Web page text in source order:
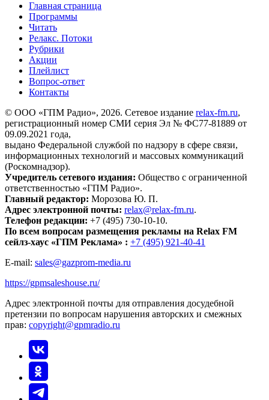
Главная страница
Программы
Читать
Релакс. Потоки
Рубрики
Акции
Плейлист
Вопрос-ответ
Контакты
© ООО «ГПМ Радио», 2026. Сетевое издание relax-fm.ru,
регистрационный номер СМИ серия Эл № ФС77-81889 от
09.09.2021 года,
выдано Федеральной службой по надзору в сфере связи,
информационных технологий и массовых коммуникаций
(Роскомнадзор).
Учредитель сетевого издания: Общество с ограниченной
ответственностью «ГПМ Радио».
Главный редактор: Морозова Ю. П.
Адрес электронной почты: relax@relax-fm.ru.
Телефон редакции: +7 (495) 730-10-10.
По всем вопросам размещения рекламы на Relax FM
сейлз-хаус «ГПМ Реклама» : +7 (495) 921-40-41
E-mail: sales@gazprom-media.ru
https://gpmsaleshouse.ru/
Адрес электронной почты для отправления досудебной
претензии по вопросам нарушения авторских и смежных
прав: copyright@gpmradio.ru